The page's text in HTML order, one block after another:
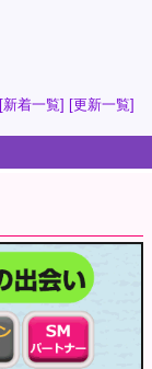
[新着一覧] [更新一覧]